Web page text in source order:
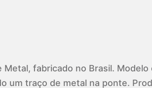
fabricado no Brasil. Modelo
um traço de metal na ponte.